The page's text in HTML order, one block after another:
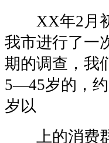
XX年2月初
我市进行了一
期的调查，我
5—45岁的，
岁以
上的消费群